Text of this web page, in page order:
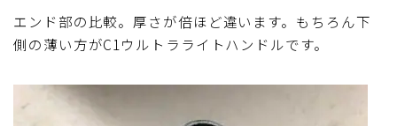
エンド部の比較。厚さが倍ほど違います。もちろん下
側の薄い方がC1ウルトラライトハンドルです。